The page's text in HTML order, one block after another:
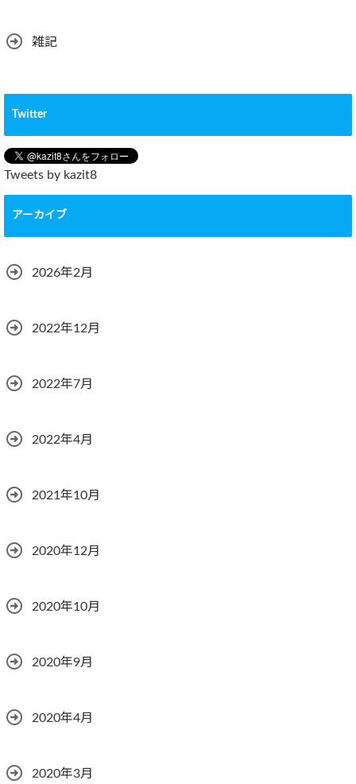
雑記
Twitter
Tweets by kazit8
アーカイブ
2026年2月
2022年12月
2022年7月
2022年4月
2021年10月
2020年12月
2020年10月
2020年9月
2020年4月
2020年3月